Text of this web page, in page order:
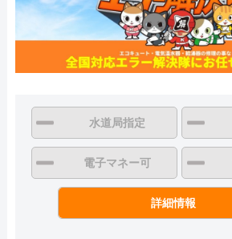
水道局指定
電子マネー可
詳細情報